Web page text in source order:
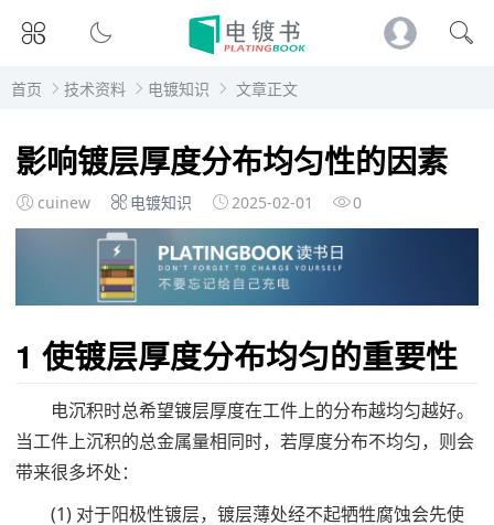
首页 技术资料 电镀知识 文章正文
影响镀层厚度分布均匀性的因素
cuinew 电镀知识 2025-02-01 0
1 使镀层厚度分布均匀的重要性
电沉积时总希望镀层厚度在工件上的分布越均匀越好。
当工件上沉积的总金属量相同时，若厚度分布不均匀，则会
带来很多坏处：
(1) 对于阳极性镀层，镀层薄处经不起牺牲腐蚀会先使